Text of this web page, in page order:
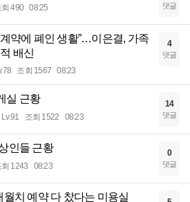
회 490 08:25 댓글
약에 폐인 생활”…이은결, 가족
배신
조회 1567 08:23
4
댓글
실 근황
Lv.91 조회 1522 08:23
14
댓글
인들 근황
회 1243 08:23
0
댓글
월치 예약 다 찼다는 미용실